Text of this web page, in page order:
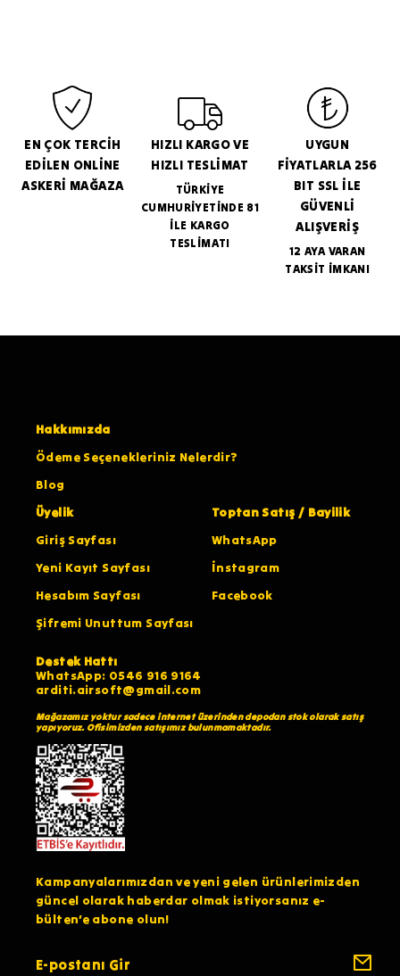
EN ÇOK TERCİH
EDİLEN ONLİNE
ASKERİ MAĞAZA
HIZLI KARGO VE
HIZLI TESLİMAT
TÜRKİYE
CUMHURİYETİNDE 81
İLE KARGO
TESLİMATI
UYGUN
FİYATLARLA 256
BIT SSL İLE
GÜVENLİ
ALIŞVERİŞ
12 AYA VARAN
TAKSİT İMKANI
Hakkımızda
Ödeme Seçenekleriniz Nelerdir?
Blog
Üyelik
Giriş Sayfası
Yeni Kayıt Sayfası
Hesabım Sayfası
Şifremi Unuttum Sayfası
Toptan Satış / Bayilik
WhatsApp
İnstagram
Facebook
Destek Hattı
WhatsApp: 0546 916 9164
arditi.airsoft@gmail.com
Mağazamız yoktur sadece internet üzerinden depodan stok olarak satış
yapıyoruz. Ofisimizden satışımız bulunmamaktadır.
Kampanyalarımızdan ve yeni gelen ürünlerimizden
güncel olarak haberdar olmak istiyorsanız e-
bülten’e abone olun!